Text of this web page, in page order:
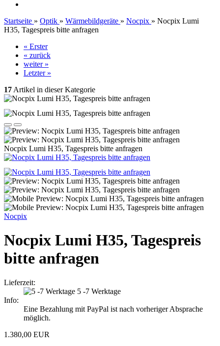
Startseite » Optik » Wärmebildgeräte » Nocpix » Nocpix Lumi
H35, Tagespreis bitte anfragen
« Erster
« zurück
weiter »
Letzter »
17 Artikel in dieser Kategorie
Nocpix Lumi H35, Tagespreis bitte anfragen
Nocpix
Nocpix Lumi H35, Tagespreis
bitte anfragen
Lieferzeit:
5 -7 Werktage
Info:
Eine Bezahlung mit PayPal ist nach vorheriger Absprache
möglich.
1.380,00 EUR